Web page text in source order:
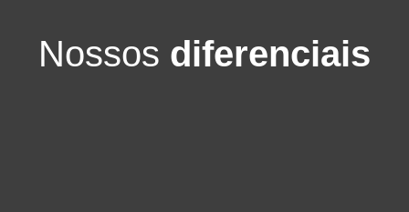
Nossos diferenciais